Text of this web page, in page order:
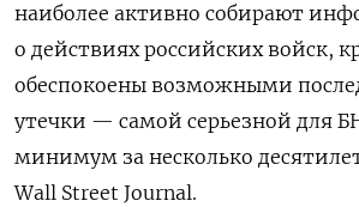
наиболее активно собирают
о действиях российских войск,
обеспокоены возможными
утечки — самой серьезной для
минимум за несколько
Wall Street Journal.